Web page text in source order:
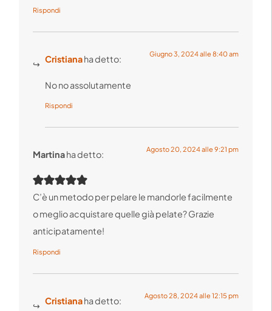
Rispondi
Cristianaha detto: Giugno 3, 2024 alle 8:40 am
No no assolutamente
Rispondi
Martinaha detto: Agosto 20, 2024 alle 9:21 pm
C’è un metodo per pelare le mandorle facilmente
o meglio acquistare quelle già pelate? Grazie
anticipatamente!
Rispondi
Cristianaha detto: Agosto 28, 2024 alle 12:15 pm